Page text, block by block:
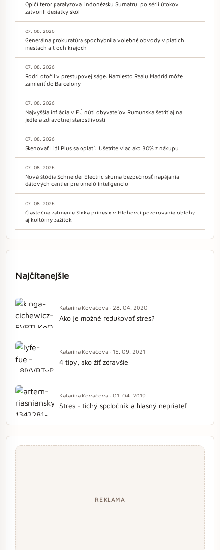
Opičí teror paralyzoval indonézsku Sumatru, po sérii útokov
zatvorili desiatky škôl
07. 08. 2026
Generálna prokuratúra spochybnila volebné obvody v piatich
mestách a troch krajoch
07. 08. 2026
Rodri otočil v prestupovej ságe. Namiesto Realu Madrid môže
zamieriť do Barcelony
07. 08. 2026
Najvyššia inflácia v EÚ núti obyvateľov Rumunska šetriť aj na
jedle a zdravotnej starostlivosti
07. 08. 2026
Skenovať Lidl Plus sa oplatí: Ušetrite viac ako 30% z nákupu
07. 08. 2026
Nová štúdia Schneider Electric skúma bezpečnosť napájania
dátových centier pre umelú inteligenciu
07. 08. 2026
Čiastočné zatmenie Slnka prinesie v Hlohovci pozorovanie oblohy
aj kultúrny zážitok
Najčítanejšie
Katarína Kováčová · 28. 04. 2020
Ako je možné redukovať stres?
Katarína Kováčová · 15. 09. 2021
4 tipy, ako žiť zdravšie
Katarína Kováčová · 01. 04. 2019
Stres - tichý spoločník a hlasný nepriateľ
REKLAMA